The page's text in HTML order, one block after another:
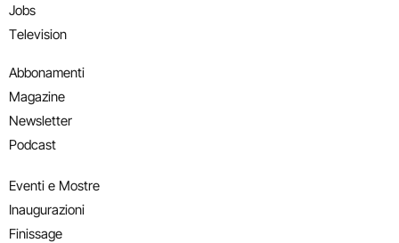
Jobs
Television
Abbonamenti
Magazine
Newsletter
Podcast
Eventi e Mostre
Inaugurazioni
Finissage